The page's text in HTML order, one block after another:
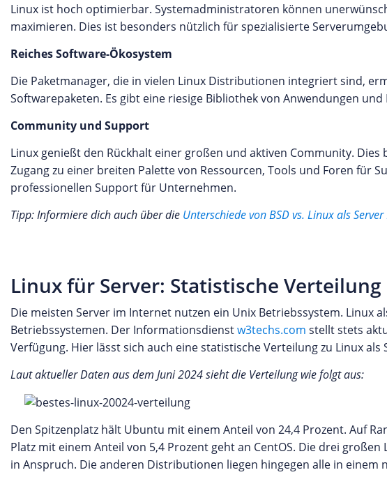
Linux ist hoch optimierbar. Systemadministratoren können
maximieren. Dies ist besonders nützlich für spezialisierte
Reiches Software-Ökosystem
Die Paketmanager, die in vielen Linux Distributionen integriert sind,
Softwarepaketen. Es gibt eine riesige Bibliothek von Anwendungen
Community und Support
Linux genießt den Rückhalt einer großen und aktiven Community.
Zugang zu einer breiten Palette von Ressourcen, Tools und Foren für
professionellen Support für Unternehmen.
Tipp: Informiere dich auch über die Unterschiede von BSD vs. Linux als
Linux für Server: Statistische Verteilung
Die meisten Server im Internet nutzen ein Unix Betriebssystem. Linux
Betriebssystemen. Der Informationsdienstw3techs.com stellt stets
Verfügung. Hier lässt sich auch eine statistische Verteilung zu Linux
Laut aktueller Daten aus dem Juni 2024 sieht die Verteilung wie folgt aus:
Den Spitzenplatz hält Ubuntu mit einem Anteil von 24,4 Prozent. Auf
Platz mit einem Anteil von 5,4 Prozent geht an CentOS. Die drei
in Anspruch. Die anderen Distributionen liegen hingegen alle in einem